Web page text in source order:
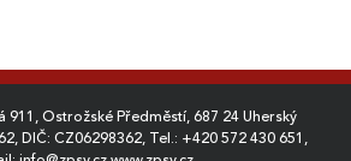
911, Ostrožské Předměstí, 687 24 Uherský
DIČ: CZ06298362, Tel.: +420 572 430 651 ,